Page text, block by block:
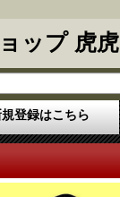
ップ 虎虎
登録はこちら